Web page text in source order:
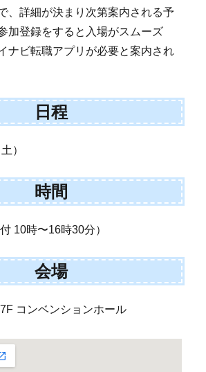
、詳細が決まり次第案内される予
加登録をすると入場がスムーズ
ナビ転職アプリが必要と案内され
日程
）
時間
10時〜16時30分）
会場
コンベンションホール